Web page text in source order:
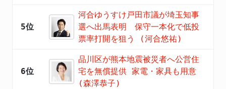
5位
河合ゆうすけ戸田市議が埼玉知事
選へ出馬表明 保守一本化で低投
票率打開を狙う (河合悠祐)
6位
品川区が熊本地震被災者へ公営住
宅を無償提供 家電・家具も用意
(森澤恭子)